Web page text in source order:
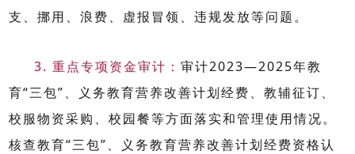
支、挪用、浪费、虚报冒领、违规发放等问题。
3.重点专项资金审计：审计2023—2025年教
育“三包”、义务教育营养改善计划经费、教辅征订、
校服物资采购、校园餐等方面落实和管理使用情况。
核查教育“三包”、义务教育营养改善计划经费资格认